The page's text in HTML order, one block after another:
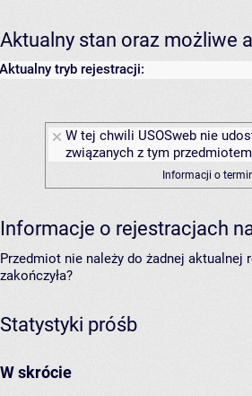
Aktualny stan oraz możliwe
Aktualny tryb rejestracji:
W tej chwili USOSweb nie
związanych z tym
Informacji o
Informacje o rejestracjach
Przedmiot nie należy do żadnej
zakończyła?
Statystyki próśb
W skrócie